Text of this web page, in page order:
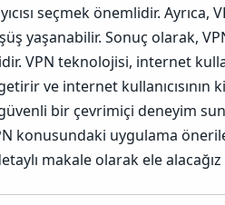
seçmek önemlidir. Ayrıca,
yaşanabilir. Sonuç olarak,
VPN teknolojisi, internet
ve internet kullanıcısının
bir çevrimiçi deneyim
konusundaki uygulama
makale olarak ele alacağız